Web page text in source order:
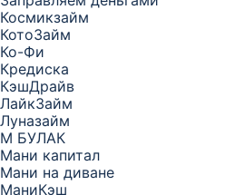
Космикзайм
КотоЗайм
Ко-Фи
Кредиска
КэшДрайв
ЛайкЗайм
Луназайм
М БУЛАК
Мани капитал
Мани на диване
МаниКэш